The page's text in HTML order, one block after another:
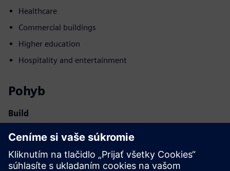
Healthcare
Commercial buildings
Higher education
Hospitality and entertainment
Pohyb
Build
Rozširuje alebo nadväzuje na produkt/riešenie Siemens
Xcelerator, vytvorením nového produktu, alebo vytvára
nové zákaznícke riešenie integráciou produktu Siemens
Xcelerator a vlastného produktu